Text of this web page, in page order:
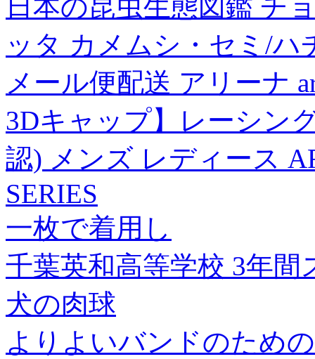
日本の昆虫生態図鑑 チ
ッタ カメムシ・セミ/ハ
メール便配送 アリーナ
3Dキャップ】レーシン
認) メンズ レディース
SERIES
一枚で着用し
千葉英和高等学校 3年間
犬の肉球
よりよいバンドのため